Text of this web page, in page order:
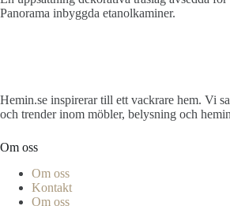
Panorama inbyggda etanolkaminer.
Hemin.se inspirerar till ett vackrare hem. Vi
och trender inom möbler, belysning och
Om oss
Om oss
Kontakt
Om oss